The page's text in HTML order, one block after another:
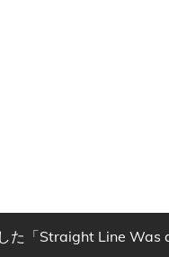
た「Straight Line Was